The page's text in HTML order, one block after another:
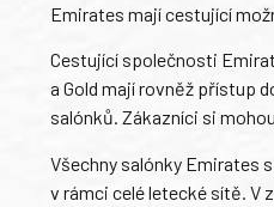
Emirates mají cestující
Cestující společnosti
a Gold mají rovněž přístup
salónků. Zákazníci si
Všechny salónky Emirates
v rámci celé letecké sítě. V